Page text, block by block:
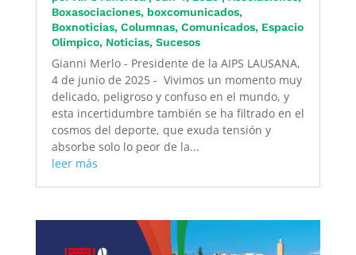
Boxasociaciones, boxcomunicados,
Boxnoticias, Columnas, Comunicados, Espacio
Olimpico, Noticias, Sucesos
Gianni Merlo - Presidente de la AIPS LAUSANA,
4 de junio de 2025 - Vivimos un momento muy
delicado, peligroso y confuso en el mundo, y
esta incertidumbre también se ha filtrado en el
cosmos del deporte, que exuda tensión y
absorbe solo lo peor de la...
leer más